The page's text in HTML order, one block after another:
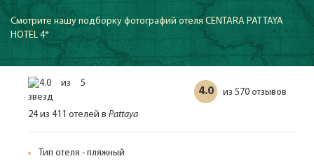
Смотрите нашу подборку фотографий отеля CENTARA PATTAYA
HOTEL 4*
4.0 из 570 отзывов
24 из 411 отелей в Pattaya
Тип отеля - пляжный